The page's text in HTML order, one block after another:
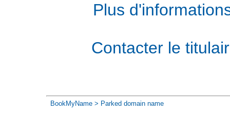
Plus
Contacter le
BookMyName > Parked domain name